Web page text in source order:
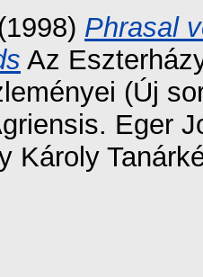
(1998) Phrasal
Az
(Új
Eger
Károly